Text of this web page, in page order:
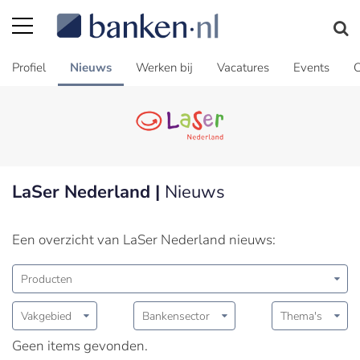
Profiel Nieuws Werken bij Vacatures Events
LaSer Nederland | Nieuws
Een overzicht van LaSer Nederland nieuws:
Producten
Vakgebied Bankensector Thema's
Geen items gevonden.